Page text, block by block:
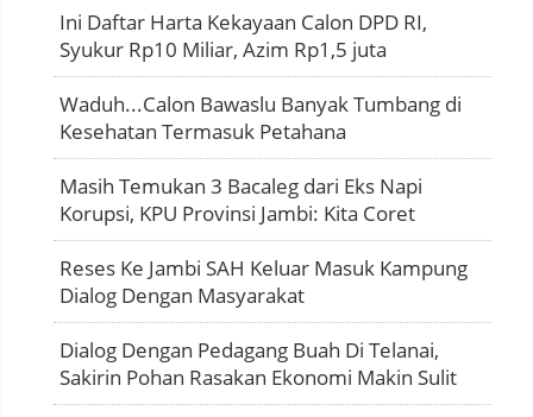
Ini Daftar Harta Kekayaan Calon DPD RI,
Syukur Rp10 Miliar, Azim Rp1,5 juta
Waduh...Calon Bawaslu Banyak Tumbang di
Kesehatan Termasuk Petahana
Masih Temukan 3 Bacaleg dari Eks Napi
Korupsi, KPU Provinsi Jambi: Kita Coret
Reses Ke Jambi SAH Keluar Masuk Kampung
Dialog Dengan Masyarakat
Dialog Dengan Pedagang Buah Di Telanai,
Sakirin Pohan Rasakan Ekonomi Makin Sulit